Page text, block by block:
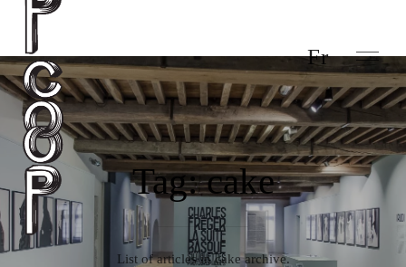
Fr
Tag: cake
List of articles in cake archive.